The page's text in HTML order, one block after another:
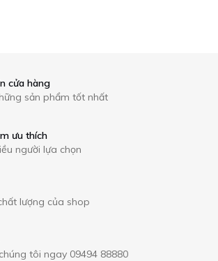
cửa hàng
sản phẩm tốt nhất
ưu thích
người lựa chọn
lượng của shop
tôi ngay 09494 88880